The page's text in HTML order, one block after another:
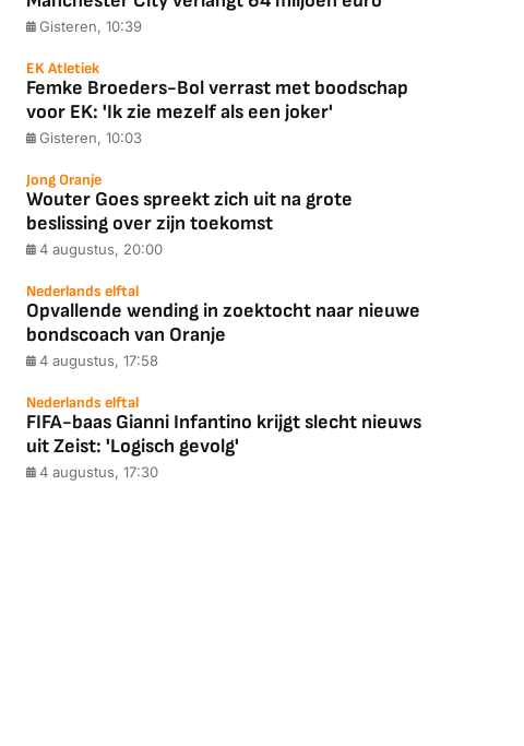
Gisteren, 10:39
EK Atletiek
Femke Broeders-Bol verrast met boodschap
voor EK: 'Ik zie mezelf als een joker'
Gisteren, 10:03
Jong Oranje
Wouter Goes spreekt zich uit na grote
beslissing over zijn toekomst
4 augustus, 20:00
Nederlands elftal
Opvallende wending in zoektocht naar nieuwe
bondscoach van Oranje
4 augustus, 17:58
Nederlands elftal
FIFA-baas Gianni Infantino krijgt slecht nieuws
uit Zeist: 'Logisch gevolg'
4 augustus, 17:30